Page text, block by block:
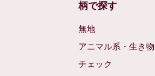
柄で探す
無地
アニマル系・生き物
チェック